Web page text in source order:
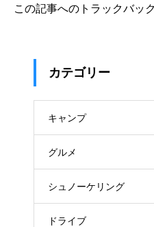
この記事へのトラックバッ
カテゴリー
キャンプ
グルメ
シュノーケリング
ドライブ